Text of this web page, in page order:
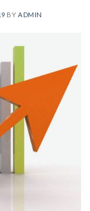
BY ADMIN